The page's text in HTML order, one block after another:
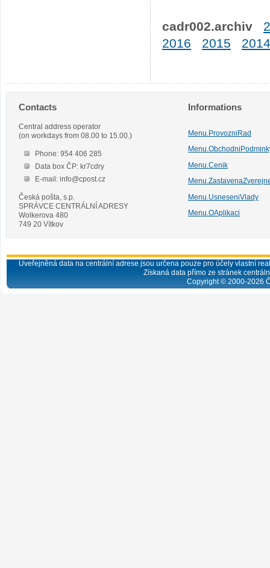
cadr002.archiv
2016
2015 2014
Contacts
Central address operator
(on workdays from 08.00 to 15.00.)
Phone: 954 406 285
Data box ČP: kr7cdry
E-mail: info@cpost.cz
Česká pošta, s.p.
SPRÁVCE CENTRÁLNÍ ADRESY
Wolkerova 480
749 20 Vítkov
Informations
Menu.ProvozniRad
Menu.Cenik
Menu.UsneseniVlady
Menu.OAplikaci
Uveřejněná data na centrální adrese jsou určena pouze pro účely vlastní
Získaná data přímo ze stránek
Copyright © 2000-2026